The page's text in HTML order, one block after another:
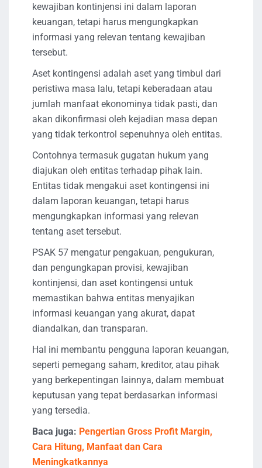
kewajiban kontinjensi ini dalam laporan
keuangan, tetapi harus mengungkapkan
informasi yang relevan tentang kewajiban
tersebut.
Aset kontingensi adalah aset yang timbul dari
peristiwa masa lalu, tetapi keberadaan atau
jumlah manfaat ekonominya tidak pasti, dan
akan dikonfirmasi oleh kejadian masa depan
yang tidak terkontrol sepenuhnya oleh entitas.
Contohnya termasuk gugatan hukum yang
diajukan oleh entitas terhadap pihak lain.
Entitas tidak mengakui aset kontingensi ini
dalam laporan keuangan, tetapi harus
mengungkapkan informasi yang relevan
tentang aset tersebut.
PSAK 57 mengatur pengakuan, pengukuran,
dan pengungkapan provisi, kewajiban
kontinjensi, dan aset kontingensi untuk
memastikan bahwa entitas menyajikan
informasi keuangan yang akurat, dapat
diandalkan, dan transparan.
Hal ini membantu pengguna laporan keuangan,
seperti pemegang saham, kreditor, atau pihak
yang berkepentingan lainnya, dalam membuat
keputusan yang tepat berdasarkan informasi
yang tersedia.
Baca juga: Pengertian Gross Profit Margin,
Cara Hitung, Manfaat dan Cara
Meningkatkannya